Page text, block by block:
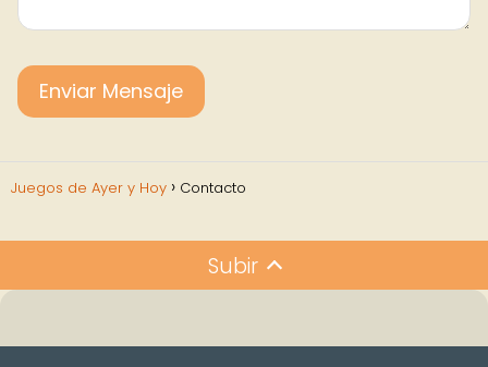
Juegos de Ayer y Hoy Contacto
Subir